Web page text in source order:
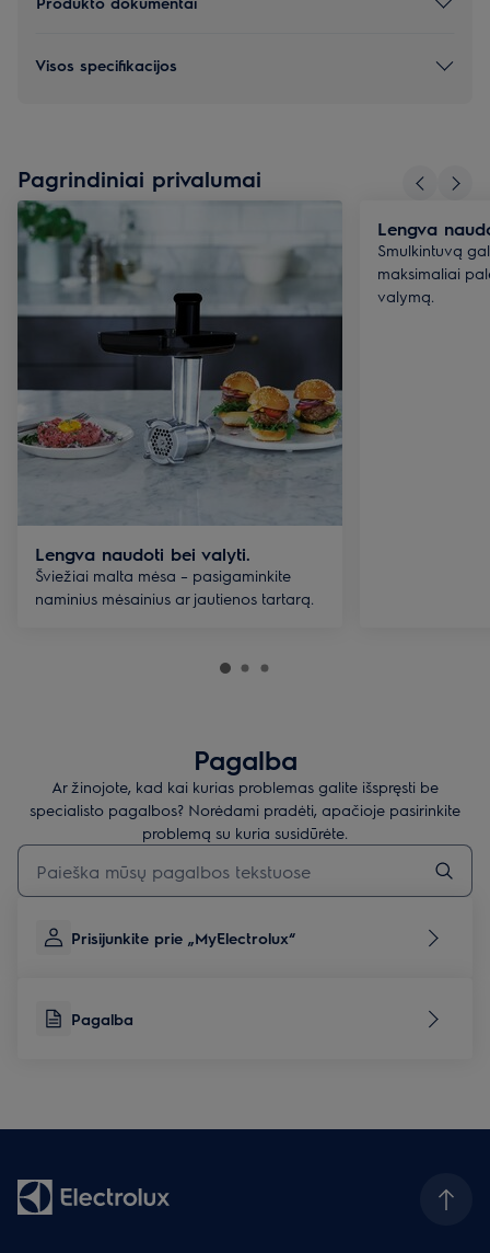
Visos specifikacijos
Pagrindiniai privalumai
Lengva naudoti bei valyti.
Šviežiai malta mėsa – pasigaminkite
naminius mėsainius ar jautienos tartarą.
Lengva
Smulkintuvą
maksimaliai
valymą.
Pagalba
Ar žinojote, kad kai kurias problemas galite išspręsti be
specialisto pagalbos? Norėdami pradėti, apačioje pasirinkite
problemą su kuria susidūrėte.
Įveskite tekstą, jei norite ieškoti pagalbinių straipsnių
Prisijunkite prie „MyElectrolux“
Pagalba